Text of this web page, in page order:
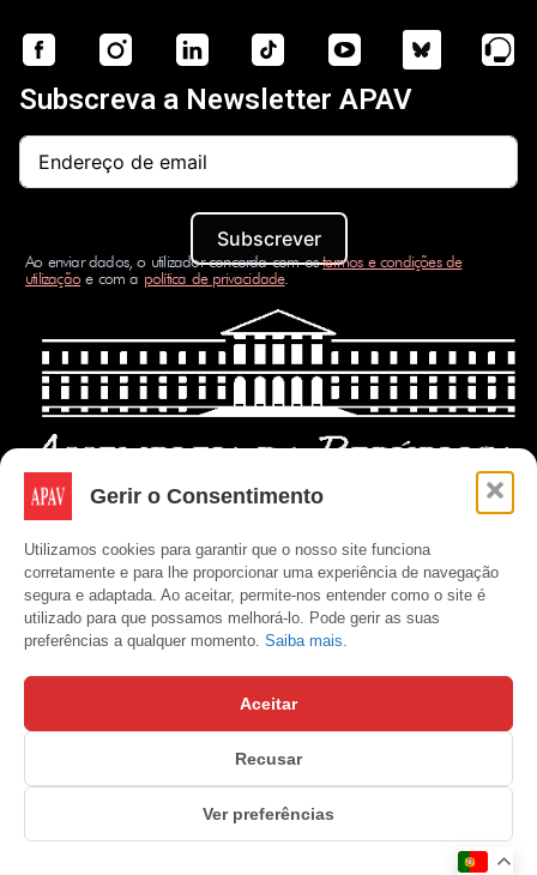
Gerir o Consentimento
Utilizamos cookies para garantir que o nosso site funciona
corretamente e para lhe proporcionar uma experiência de navegação
segura e adaptada. Ao aceitar, permite-nos entender como o site é
utilizado para que possamos melhorá-lo. Pode gerir as suas
preferências a qualquer momento. Saiba mais.
Aceitar
Recusar
Ver preferências
Subscreva a Newsletter APAV
Subscrever
Ao enviar dados, o utilizador concorda com ostermos e condições de
utilizaçãoe com a política de privacidade.